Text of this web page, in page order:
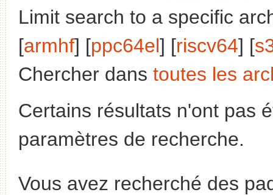
Limit search to a specific
[armhf] [ppc64el] [riscv64] [
Chercher dans toutes les
Certains résultats n'ont pas
paramètres de recherche.
Vous avez recherché des